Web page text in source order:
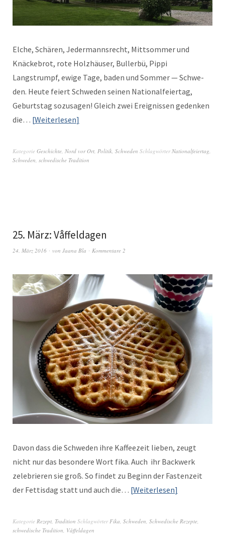
Elche, Schären, Jed­er­mannsrecht, Mitt­som­mer und
Knäcke­brot, rote Holzhäuser, Buller­bü, Pip­pi
Langstrumpf, ewige Tage, baden und Som­mer — Schwe­
den. Heute feiert Schwe­den seinen Nation­alfeiertag,
Geburt­stag sozusagen! Gle­ich zwei Ereignis­sen gedenken
die… Weit­er­lesen
Kategorie Geschichte Nord vor Ort Politik Schweden SchlagwörterNationalfeiertag
Schweden schwedische Tradition
25. März: Våffeldagen
24. März 2016 von Jaana Bla Kommentare 2
Davon dass die Schwe­den ihre Kaf­feezeit lieben, zeugt
nicht nur das beson­dere Wort fika. Auch ihr Back­w­erk
zele­bri­eren sie groß. So find­et zu Beginn der Fas­ten­zeit
der Fet­tis­dag statt und auch die… Weit­er­lesen
Kategorie Rezept, Tradition SchlagwörterFika, Schweden, Schwedische Rezepte,
schwedische Tradition, Våffeldagen